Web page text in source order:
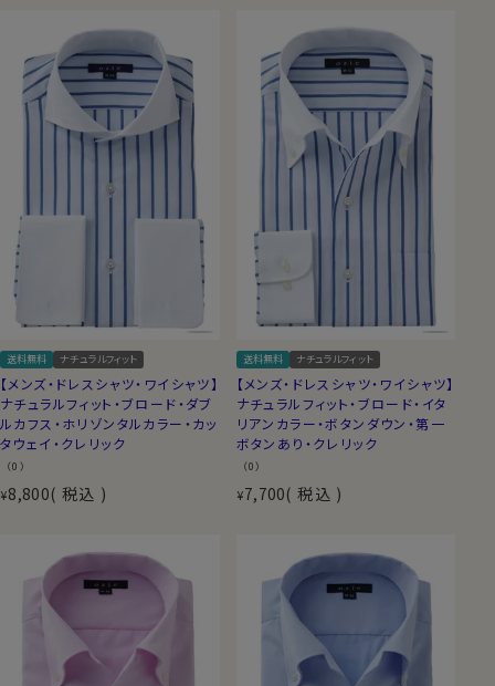
送料無料 ナチュラルフィット
【メンズ・ドレスシャツ・ワイシャツ】
ナチュラルフィット・ブロード・ダブ
ルカフス・ホリゾンタルカラー・カッ
タウェイ・クレリック
（0）
¥8,800 税込
送料無料 ナチュラルフィット
【メンズ・ドレスシャツ・ワイシャツ】
ナチュラルフィット・ブロード・イタ
リアンカラー・ボタンダウン・第一
ボタンあり・クレリック
（0）
¥7,700 税込